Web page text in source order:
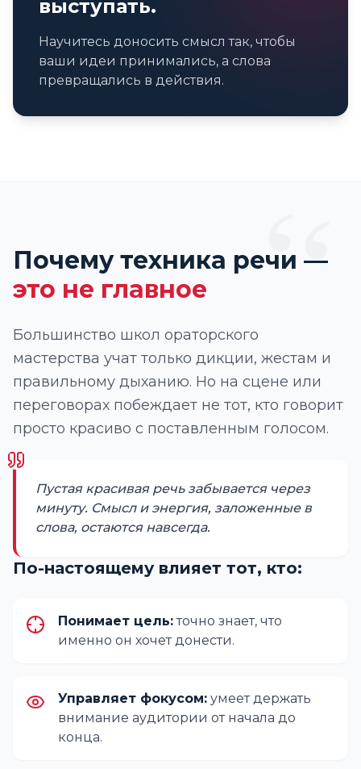
выступать.
Научитесь доносить смысл так, чтобы
ваши идеи принимались, а слова
превращались в действия.
“
Почему техника речи —
это не главное
Большинство школ ораторского
мастерства учат только дикции, жестам и
правильному дыханию. Но на сцене или
переговорах побеждает не тот, кто говорит
просто красиво с поставленным голосом.
Пустая красивая речь забывается через
минуту. Смысл и энергия, заложенные в
слова, остаются навсегда.
По-настоящему влияет тот, кто:
Понимает цель:точно знает, что
именно он хочет донести.
Управляет фокусом: умеет держать
внимание аудитории от начала до
конца.